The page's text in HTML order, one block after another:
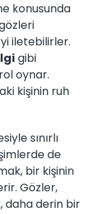
konusunda
iletebilirler.
gibi
oynar.
kişinin ruh
sınırlı
de
bir kişinin
Gözler,
daha derin bir